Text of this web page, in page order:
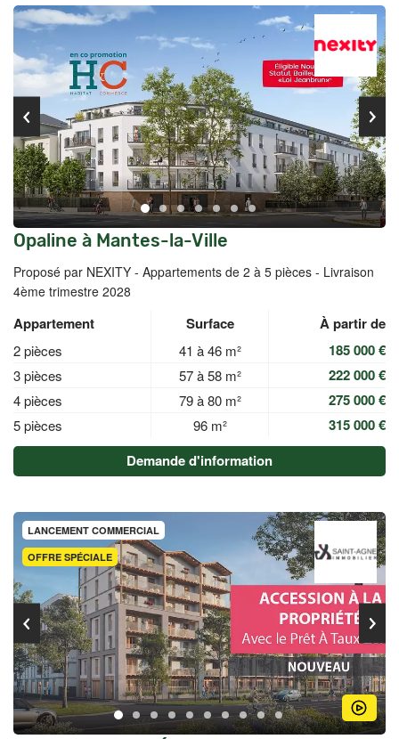
Opaline à Mantes-la-Ville
Proposé par NEXITY - Appartements de 2 à 5 pièces - Livraison
4ème trimestre 2028
Appartement Surface À partir de
2 pièces 41 à 46 m² 185 000 €
3 pièces 57 à 58 m² 222 000 €
4 pièces 79 à 80 m² 275 000 €
5 pièces 96 m²
315 000 €
Demande d'information
OFFRE SPÉCIALE
LANCEMENT COMMERCIAL